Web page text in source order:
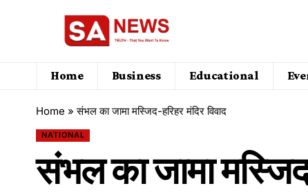
Home Business Educational
Home »संभल का जामा मस्जिद-हरिहर मंदिर विवाद
NATIONAL
संभल का जामा